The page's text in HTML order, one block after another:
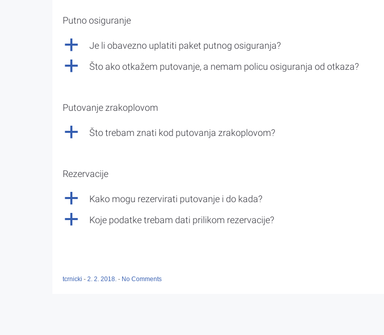
Putno osiguranje
a Je li obavezno uplatiti paket putnog osiguranja?
a Što ako otkažem putovanje, a nemam policu osiguranja od otkaza?
Putovanje zrakoplovom
a Što trebam znati kod putovanja zrakoplovom?
Rezervacije
a Kako mogu rezervirati putovanje i do kada?
a Koje podatke trebam dati prilikom rezervacije?
tcrnicki - 2. 2. 2018. - No Comments